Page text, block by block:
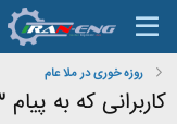
روزه خوری در ملا عام
کاربرانی که به پیام 93# واکنش نشان داده اند